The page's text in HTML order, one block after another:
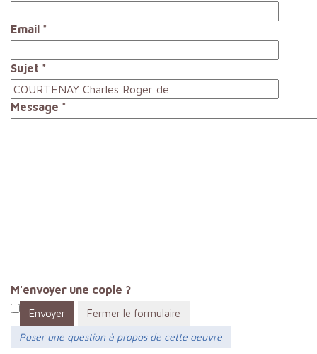
Email *
Sujet *
Message *
M'envoyer une copie ?
Envoyer
Fermer le formulaire
Poser une question à propos de cette oeuvre